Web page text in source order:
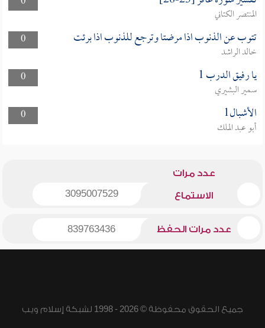
المنتصر الكتاني
0
تتوب عن الذنوب اذا مرضتا وترجع للذنوب اذا برئت
خالد الراشد
0
يا رفيق الدرب 1
سمير البشيري
0
الأشبال1
أبو عبد الملك
عدد مرات
الاستماع 3095007529
عدد مرات الحفظ 839763436
جميع الحقوق محفوظة © 2026 - 1998 لشبكة إسلام ويب